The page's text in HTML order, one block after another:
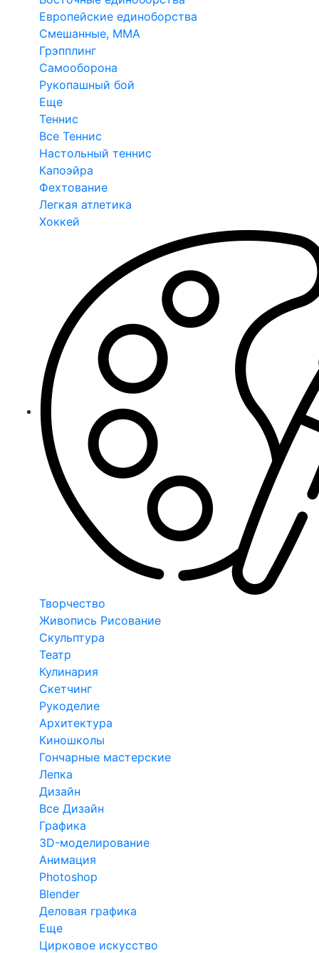
Европейские единоборства
Смешанные, ММА
Грэпплинг
Самооборона
Рукопашный бой
Еще
Теннис
Все Теннис
Настольный теннис
Капоэйра
Фехтование
Легкая атлетика
Хоккей
Творчество
Живопись Рисование
Скульптура
Театр
Кулинария
Скетчинг
Рукоделие
Архитектура
Киношколы
Гончарные мастерские
Лепка
Дизайн
Все Дизайн
Графика
3D-моделирование
Анимация
Photoshop
Blender
Деловая графика
Еще
Цирковое искусство